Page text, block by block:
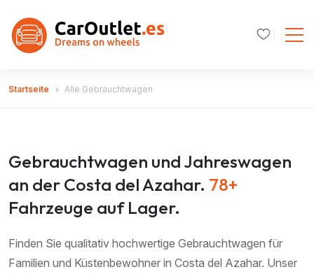
Startseite Alle Gebrauchtwagen
Gebrauchtwagen und Jahreswagen
an der Costa del Azahar. 78+
Fahrzeuge auf Lager.
Finden Sie qualitativ hochwertige Gebrauchtwagen für
Familien und Küstenbewohner in Costa del Azahar. Unser